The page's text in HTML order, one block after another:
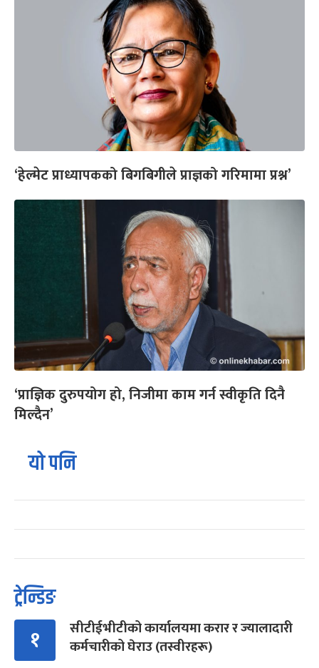
‘हेल्मेट प्राध्यापकको बिगबिगीले प्राज्ञको गरिमामा प्रश्न’
‘प्राज्ञिक दुरुपयोग हो, निजीमा काम गर्न स्वीकृति दिनै
मिल्दैन’
यो पनि
ट्रेन्डिङ
१
सीटीईभीटीको कार्यालयमा करार र ज्यालादारी
कर्मचारीको घेराउ (तस्वीरहरू)